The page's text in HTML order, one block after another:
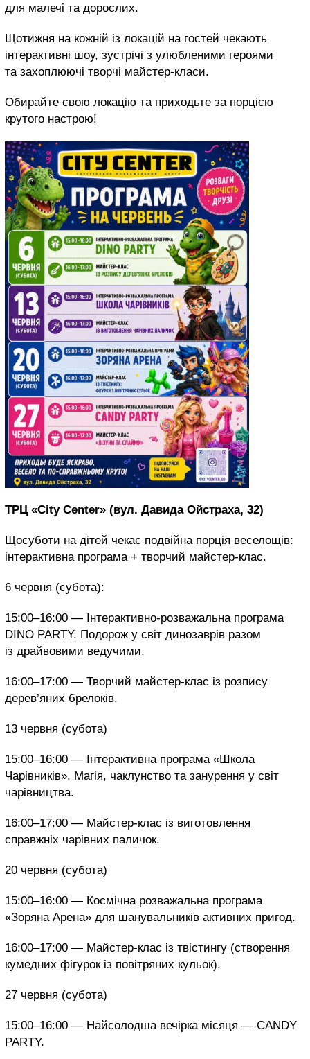
для малечі та дорослих.
Щотижня на кожній із локацій на гостей чекають
інтерактивні шоу, зустрічі з улюбленими героями
та захоплюючі творчі майстер-класи.
Обирайте свою локацію та приходьте за порцією
крутого настрою!
ТРЦ «City Center» (вул. Давида Ойстраха, 32)
Щосуботи на дітей чекає подвійна порція веселощів:
інтерактивна програма + творчий майстер-клас.
6 червня (субота):
15:00–16:00 — Інтерактивно-розважальна програма
DINO PARTY. Подорож у світ динозаврів разом
із драйвовими ведучими.
16:00–17:00 — Творчий майстер-клас із розпису
дерев’яних брелоків.
13 червня (субота)
15:00–16:00 — Інтерактивна програма «Школа
Чарівників». Магія, чаклунство та занурення у світ
чарівництва.
16:00–17:00 — Майстер-клас із виготовлення
справжніх чарівних паличок.
20 червня (субота)
15:00–16:00 — Космічна розважальна програма
«Зоряна Арена» для шанувальників активних пригод.
16:00–17:00 — Майстер-клас із твістингу (створення
кумедних фігурок із повітряних кульок).
27 червня (субота)
15:00–16:00 — Найсолодша вечірка місяця — CANDY
PARTY.